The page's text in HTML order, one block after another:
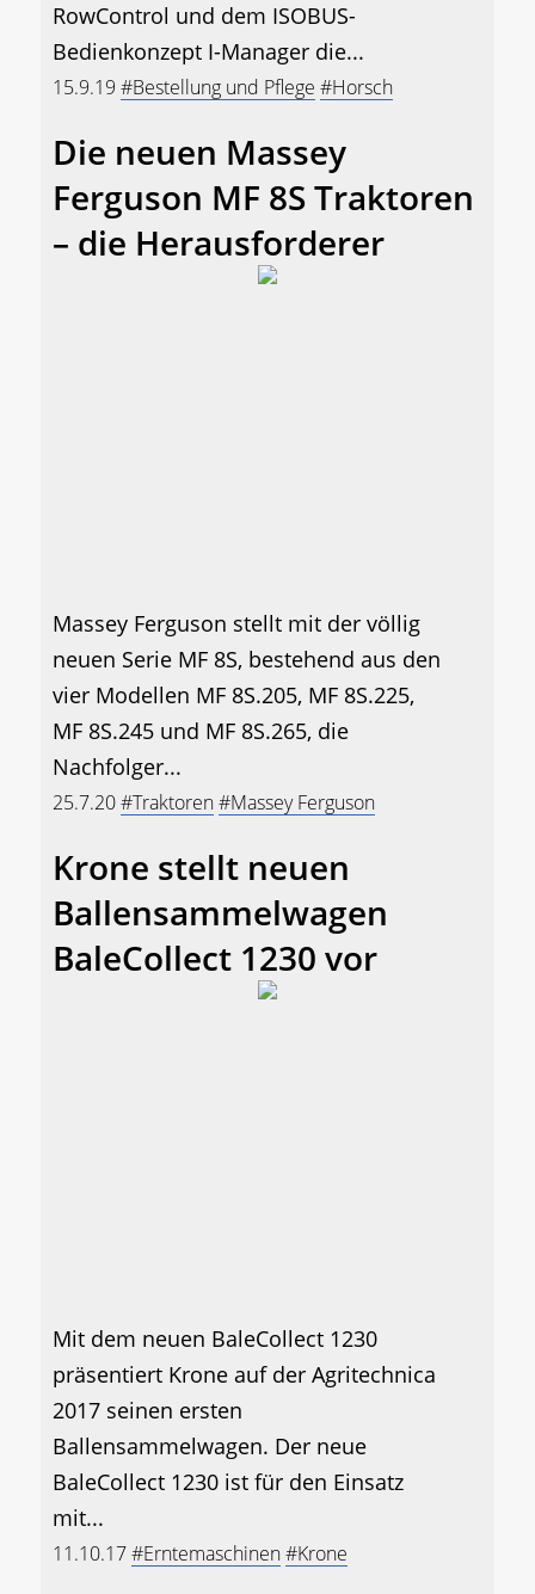
RowControl und dem ISOBUS-
Bedienkonzept I-Manager die...
15.9.19 #Bestellung und Pflege #Horsch
Die neuen Massey
Ferguson MF 8S Traktoren
– die Herausforderer
Massey Ferguson stellt mit der völlig
neuen Serie MF 8S, bestehend aus den
vier Modellen MF 8S.205, MF 8S.225,
MF 8S.245 und MF 8S.265, die
Nachfolger...
25.7.20#Traktoren#Massey Ferguson
Krone stellt neuen
Ballensammelwagen
BaleCollect 1230 vor
Mit dem neuen BaleCollect 1230
präsentiert Krone auf der Agritechnica
2017 seinen ersten
Ballensammelwagen. Der neue
BaleCollect 1230 ist für den Einsatz
mit...
11.10.17#Erntemaschinen#Krone